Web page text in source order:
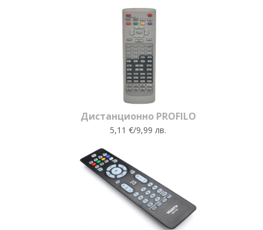
Дистанционно PROFILO
5,11 €/9,99 лв.